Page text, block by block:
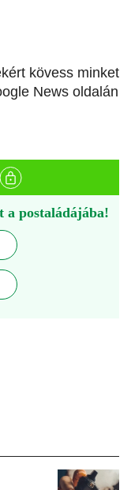
kövess minket
News oldalán
a postaládájába!